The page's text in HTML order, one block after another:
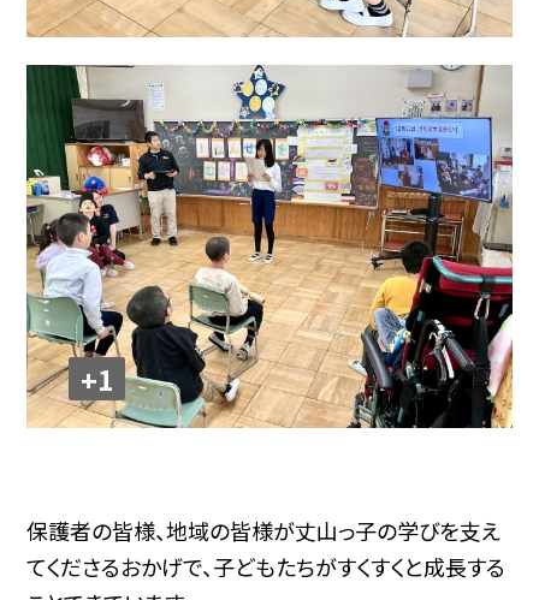
+1
保護者の皆様、地域の皆様が丈山っ子の学びを支え
てくださるおかげで、子どもたちがすくすくと成長する